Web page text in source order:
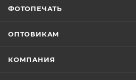
ФОТОПЕЧАТЬ
ОПТОВИКАМ
КОМПАНИЯ